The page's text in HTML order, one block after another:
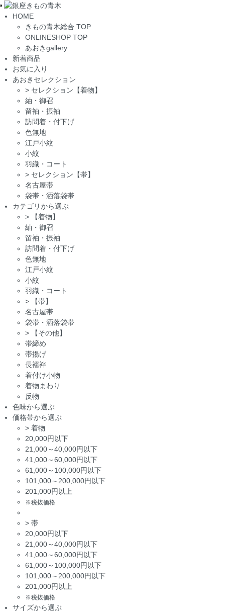
Toggle
navigation
HOME
きもの青木総合 TOP
ONLINESHOP TOP
あおきgallery
新着商品
お気に入り
あおきセレクション
> セレクション【着物】
紬・御召
留袖・振袖
訪問着・付下げ
色無地
江戸小紋
小紋
羽織・コート
> セレクション【帯】
名古屋帯
袋帯・洒落袋帯
カテゴリから選ぶ
>
【着物】
紬・御召
留袖・振袖
訪問着・付下げ
色無地
江戸小紋
小紋
羽織・コート
>
【帯】
名古屋帯
袋帯・洒落袋帯
>
【その他】
帯締め
帯揚げ
長襦袢
着付け小物
着物まわり
反物
色味から選ぶ
価格帯から選ぶ
> 着物
20,000円以下
21,000～40,000円以下
41,000～60,000円以下
61,000～100,000円以下
101,000～200,000円以下
201,000円以上
※税抜価格
> 帯
20,000円以下
21,000～40,000円以下
41,000～60,000円以下
61,000～100,000円以下
101,000～200,000円以下
201,000円以上
※税抜価格
サイズから選ぶ